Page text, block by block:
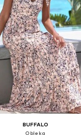
BUFFALO
Obleka